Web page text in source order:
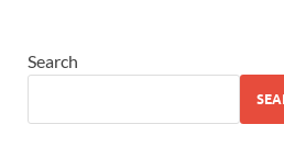
Search